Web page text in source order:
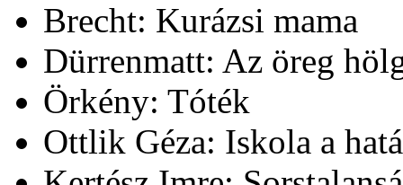
Brecht: Kurázsi mama
Dürrenmatt: Az öreg
Örkény: Tóték
Ottlik Géza: Iskola a